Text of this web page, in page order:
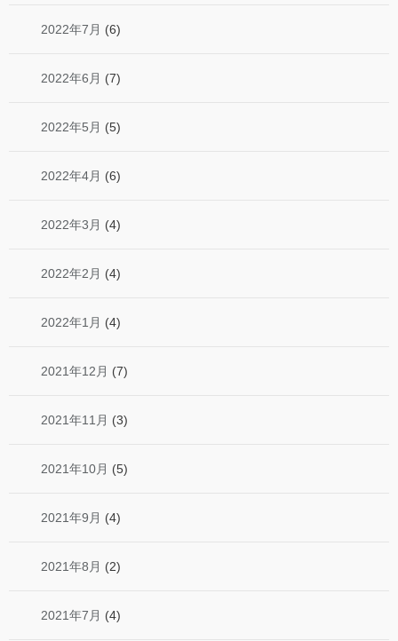
2022年7月 (6)
2022年6月 (7)
2022年5月 (5)
2022年4月 (6)
2022年3月 (4)
2022年2月 (4)
2022年1月 (4)
2021年12月 (7)
2021年11月 (3)
2021年10月 (5)
2021年9月 (4)
2021年8月 (2)
2021年7月 (4)